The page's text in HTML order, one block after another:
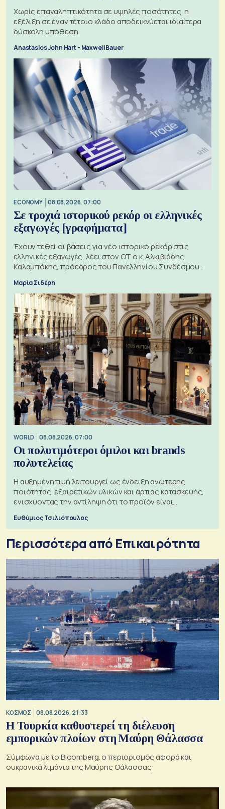
Χωρίς επαναληπτικότητα σε υψηλές ποσότητες, η
εξέλιξη σε έναν τέτοιο κλάδο αποδεικνύεται ιδιαίτερα
δύσκολη υπόθεση
Anastasios John Hart - Maxwell Bauer
ECONOMY 08.08.2026, 07:00
Σε τροχιά ιστορικού ρεκόρ οι ελληνικές
εξαγωγές [γραφήματα]
Έχουν τεθεί οι βάσεις για νέο ιστορικό ρεκόρ στις
ελληνικές εξαγωγές, λέει στον ΟΤ ο κ. Αλκιβιάδης
Καλαμπόκης, πρόεδρος του Πανελληνίου Συνδέσμου
Μαρία Σιδέρη
WORLD 08.08.2026, 07:00
Οι πολυτιμότεροι όμιλοι και brands
πολυτελείας
Η αυξημένη τιμή λειτουργεί ως ένδειξη ανώτερης
ποιότητας, εξαιρετικών υλικών και άρτιας κατασκευής,
ενισχύοντας την αντίληψη ότι το προϊόν είναι
Ευθύμιος Τσιλιόπουλος
Περισσότερα από Επικαιρότητα
ΚΟΣΜΟΣ 08.08.2026, 21:33
Η Τουρκία καθυστερεί τη διέλευση
εμπορικών πλοίων στη Μαύρη Θάλασσα
Σύμφωνα με το Bloomberg. ο περιορισμός αφορά και
ουκρανικά λιμάνια της Μαύρης Θάλασσας